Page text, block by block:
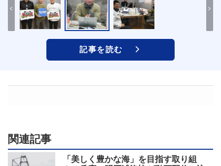
記事を読む
関連記事
「美しく豊かな海」を目指す取り組